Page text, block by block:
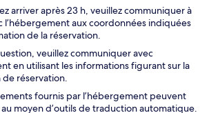
arriver après 23 h, veuillez communiquer à
l’hébergement aux coordonnées indiquées
de la réservation.
veuillez communiquer avec
en utilisant les informations figurant sur la
réservation.
fournis par l’hébergement peuvent
moyen d’outils de traduction automatique.